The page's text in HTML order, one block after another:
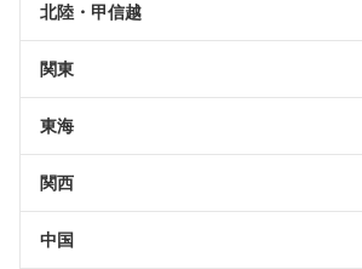
北陸・甲信越
関東
東海
関西
中国